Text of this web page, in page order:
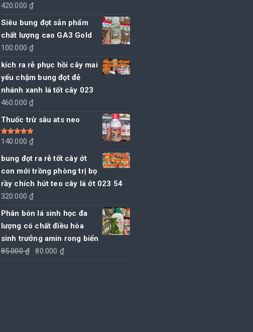
420.000₫
Siêu bung đọt sản phẩm
chất lượng cao GA3 Gold
100.000₫
kích ra rễ phục hồi cây mai
yếu chậm bung đọt đẻ
nhánh xanh lá tốt cây 023
460.000₫
Thuốc trừ sâu ats neo
Được xếp
hạng5.00 5
140.000₫
bung đọt ra rễ tốt cây ớt
con mới trồng phòng trị bọ
rầy chích hút teo cây lá ớt 023 54
320.000₫
Phân bón lá sinh học đa
lượng có chất điều hòa
sinh trưởng amin rong biển
85.000₫
Giá
80.000 ₫